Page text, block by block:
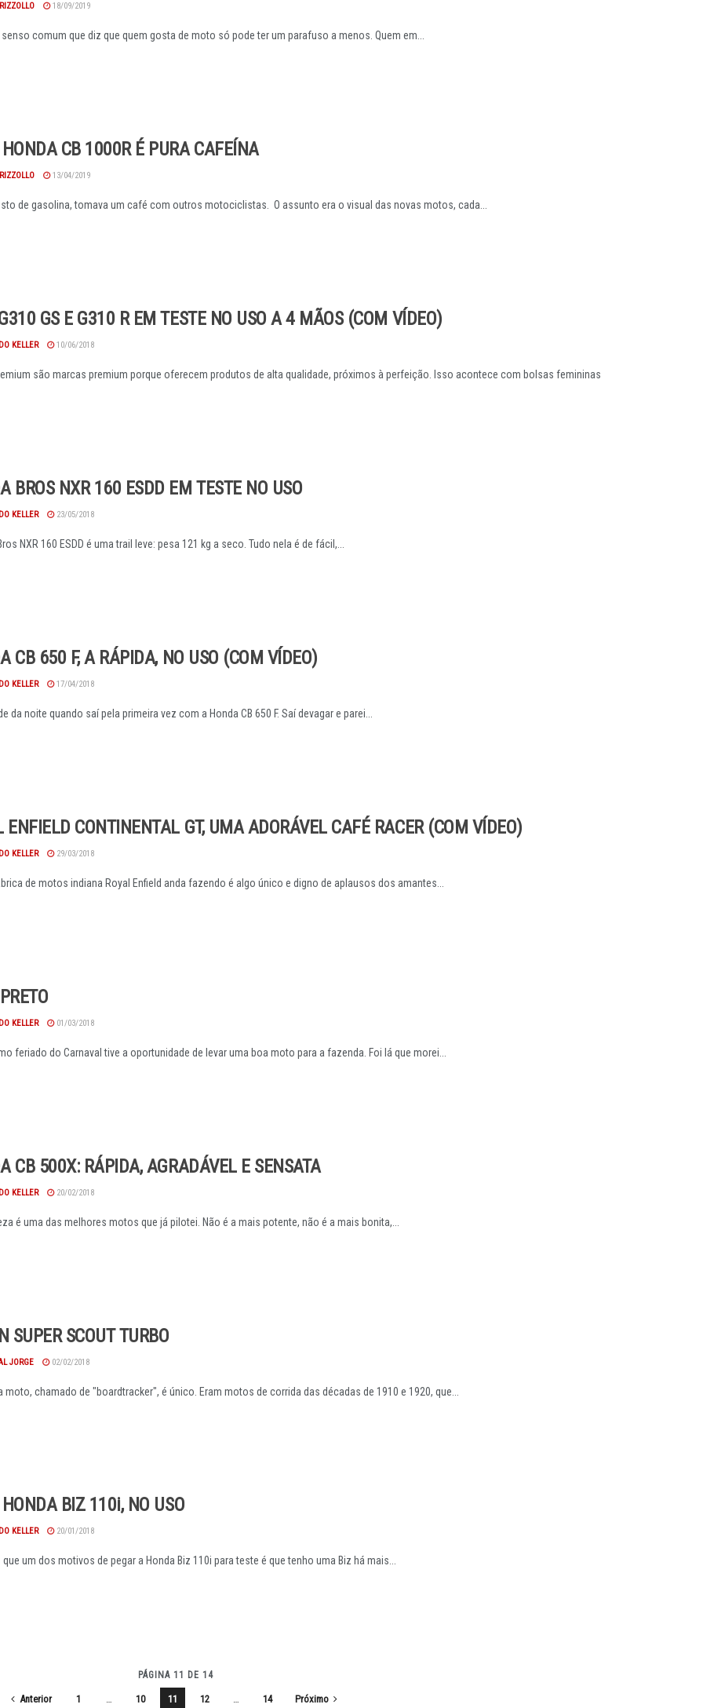
18/09/2019
comum que diz que quem gosta de moto só pode ter um parafuso a menos. Quem em...
CB 1000R É PURA CAFEÍNA
13/04/2019
de gasolina, tomava um café com outros motociclistas. O assunto era o visual das novas motos, cada...
GS E G310 R EM TESTE NO USO A 4 MÃOS (COM VÍDEO)
KELLER 10/06/2018
são marcas premium porque oferecem produtos de alta qualidade, próximos à perfeição. Isso acontece com bolsas femininas
BROS NXR 160 ESDD EM TESTE NO USO
KELLER 23/05/2018
NXR 160 ESDD é uma trail leve: pesa 121 kg a seco. Tudo nela é de fácil,...
CB 650 F, A RÁPIDA, NO USO (COM VÍDEO)
KELLER 17/04/2018
da noite quando saí pela primeira vez com a Honda CB 650 F. Saí devagar e parei...
ENFIELD CONTINENTAL GT, UMA ADORÁVEL CAFÉ RACER (COM VÍDEO)
KELLER 29/03/2018
de motos indiana Royal Enfield anda fazendo é algo único e digno de aplausos dos amantes...
KELLER 01/03/2018
feriado do Carnaval tive a oportunidade de levar uma boa moto para a fazenda. Foi lá que morei...
CB 500X: RÁPIDA, AGRADÁVEL E SENSATA
KELLER 20/02/2018
é uma das melhores motos que já pilotei. Não é a mais potente, não é a mais bonita,...
SUPER SCOUT TURBO
JORGE 02/02/2018
moto, chamado de "boardtracker", é único. Eram motos de corrida das décadas de 1910 e 1920, que...
BIZ 110i, NO USO
KELLER 20/01/2018
um dos motivos de pegar a Honda Biz 110i para teste é que tenho uma Biz há mais...
PÁGINA 11 DE 14
Anterior 1 … 10 11 12 … 14 Próximo